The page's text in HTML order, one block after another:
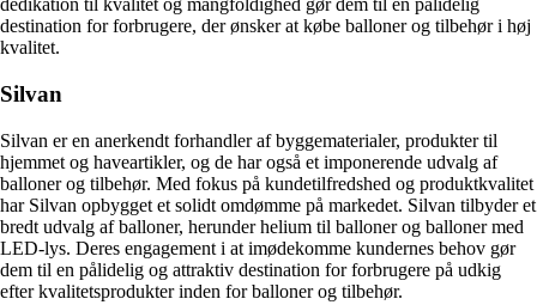
dedikation til kvalitet og mangfoldighed gør dem til en pålidelig
destination for forbrugere, der ønsker at købe balloner og tilbehør i høj
kvalitet.
Silvan
Silvan er en anerkendt forhandler af byggematerialer, produkter til
hjemmet og haveartikler, og de har også et imponerende udvalg af
balloner og tilbehør. Med fokus på kundetilfredshed og produktkvalitet
har Silvan opbygget et solidt omdømme på markedet. Silvan tilbyder et
bredt udvalg af balloner, herunder helium til balloner og balloner med
LED-lys. Deres engagement i at imødekomme kundernes behov gør
dem til en pålidelig og attraktiv destination for forbrugere på udkig
efter kvalitetsprodukter inden for balloner og tilbehør.